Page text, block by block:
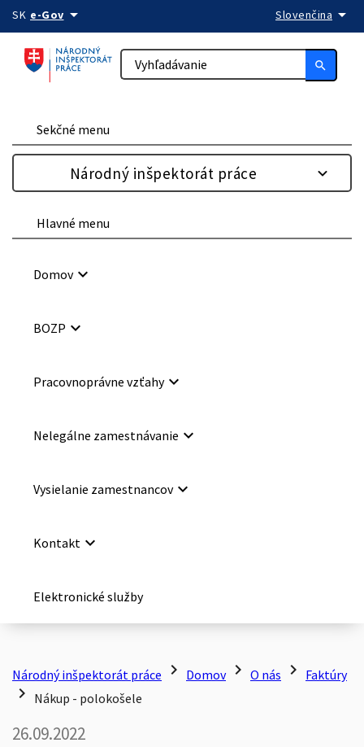
Preskočiť na obsah
SK e-Govarrow_drop_down Slovenčina arrow_drop_down
search
Sekčné menu
Národný inšpektorát práce
Hlavné menu
Domovkeyboard_arrow_down
BOZP keyboard_arrow_down
Pracovnoprávne vzťahykeyboard_arrow_down
Nelegálne zamestnávanie keyboard_arrow_down
Vysielanie zamestnancovkeyboard_arrow_down
Kontakt keyboard_arrow_down
Elektronické služby
Národný inšpektorát práce chevron_right Domov chevron_right O nás chevron_right Faktúry
chevron_right Nákup - polokošele
26.09.2022